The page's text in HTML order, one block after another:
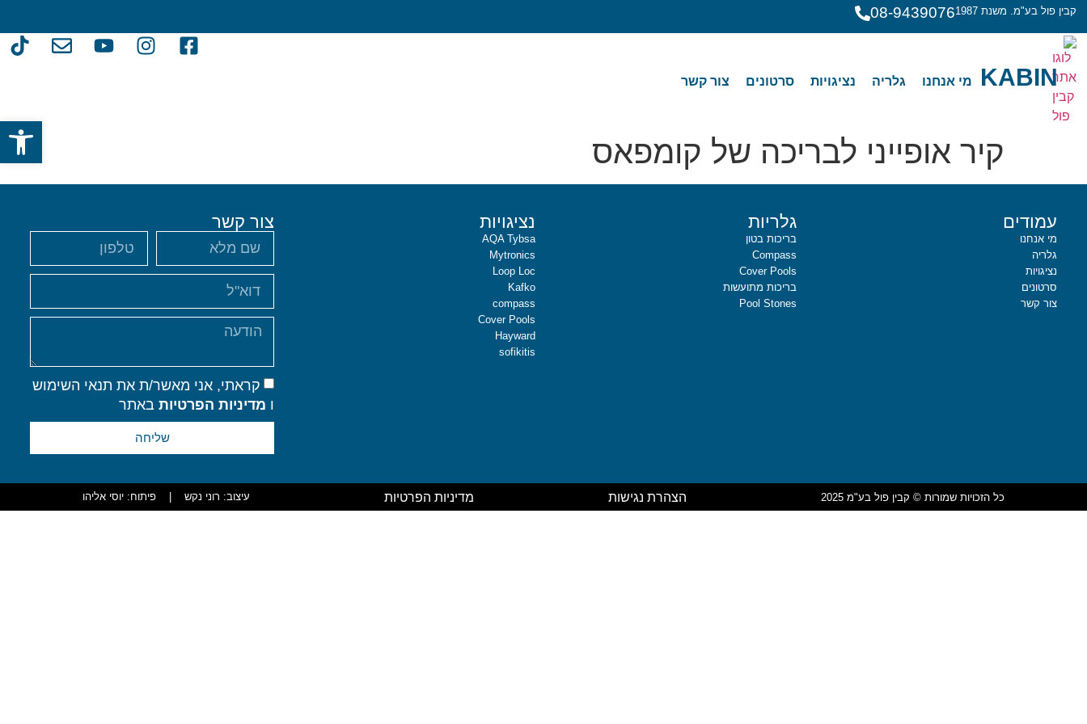
פתח
קבין פול בע"מ. משנת 1987 08-9439076
KABIN מי אנחנו גלריה נציגויות סרטונים צור קשר
קיר אופייני לבריכה של קומפאס
עמודים
מי אנחנו
גלריה
נציגויות
סרטונים
צור קשר
גלריות
בריכות בטון
Compass
Cover Pools
בריכות מתועשות
Pool Stones
נציגויות
AQA Tybsa
Mytronics
Loop Loc
Kafko
compass
Cover Pools
Hayward
sofikitis
צור קשר
קראתי, אני מאשר/ת את תנאי השימוש
ו מדיניות הפרטיות באתר
שליחה
כל הזכויות שמורות © קבין פול בע"מ 2025 הצהרת נגישות מדיניות הפרטיות עיצוב: רוני נקש פיתוח: יוסי אליהו